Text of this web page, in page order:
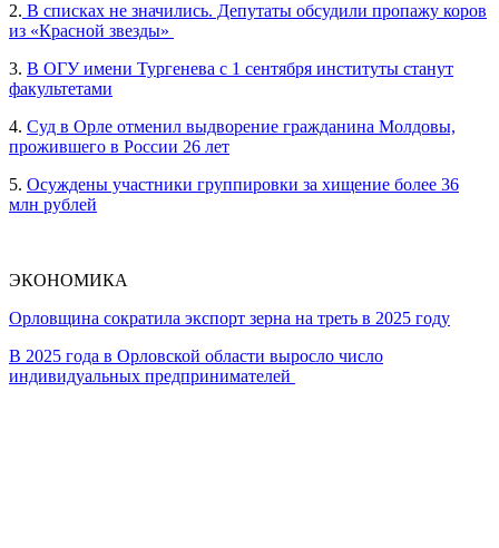
2. В списках не значились. Депутаты обсудили пропажу коров
из «Красной звезды»
3. В ОГУ имени Тургенева с 1 сентября институты станут
факультетами
4. Суд в Орле отменил выдворение гражданина Молдовы,
прожившего в России 26 лет
5. Осуждены участники группировки за хищение более 36
млн рублей
ЭКОНОМИКА
Орловщина сократила экспорт зерна на треть в 2025 году
В 2025 года в Орловской области выросло число
индивидуальных предпринимателей